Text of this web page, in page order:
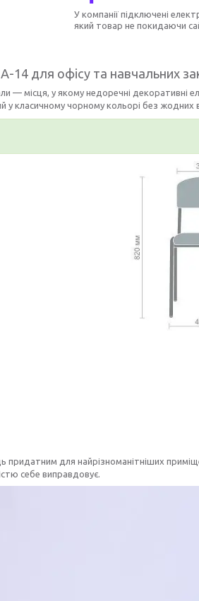
У компанії підключені
який товар не покидаючи
14 для офісу та навчальних
— місця, у якому недоречні декоративні
у класичному чорному кольорі без жодних
придатним для найрізноманітніших
себе виправдовує.